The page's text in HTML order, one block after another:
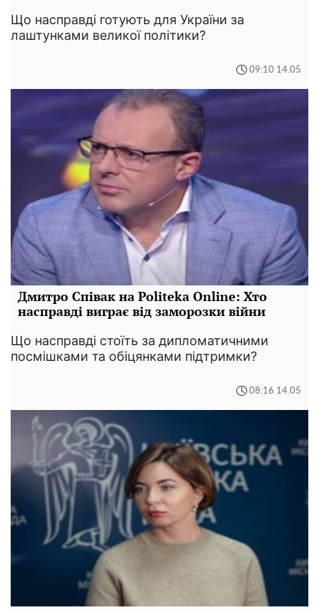
Що насправді готують для України за
лаштунками великої політики?
09:10 14.05
Дмитро Співак на Politeka Online: Хто
насправді виграє від заморозки війни
Що насправді стоїть за дипломатичними
посмішками та обіцянками підтримки?
08:16 14.05